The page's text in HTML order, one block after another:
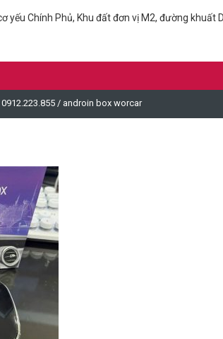
yếu Chính Phủ, Khu đất đơn vị M2, đường khuất
/ androin box worcar